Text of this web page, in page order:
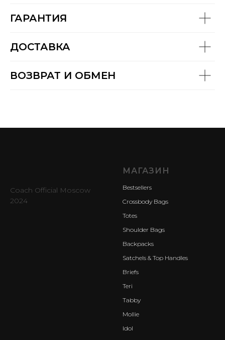
ГАРАНТИЯ
ДОСТАВКА
ВОЗВРАТ И ОБМЕН
Coach Official Moscow
2024
МАГАЗИН
Bestsellers
Crossbody Bags
Totes
Shoulder Bags
Backpacks
Satchels & Top Handles
Briefs
Teri
Tabby
Mollie
Idol